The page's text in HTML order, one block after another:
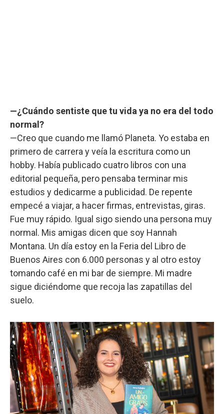
—¿Cuándo sentiste que tu vida ya no era del todo
normal?
—Creo que cuando me llamó Planeta. Yo estaba en
primero de carrera y veía la escritura como un
hobby. Había publicado cuatro libros con una
editorial pequeña, pero pensaba terminar mis
estudios y dedicarme a publicidad. De repente
empecé a viajar, a hacer firmas, entrevistas, giras.
Fue muy rápido. Igual sigo siendo una persona muy
normal. Mis amigas dicen que soy Hannah
Montana. Un día estoy en la Feria del Libro de
Buenos Aires con 6.000 personas y al otro estoy
tomando café en mi bar de siempre. Mi madre
sigue diciéndome que recoja las zapatillas del
suelo.